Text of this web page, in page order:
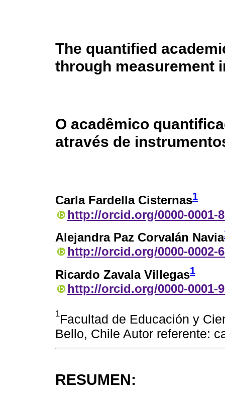
The quantified
through measurement
O acadêmico
através de
Carla Fardella Cisternas1
http://orcid.org/0000-0001-
Alejandra Paz Corvalán Navia
http://orcid.org/0000-0002-
Ricardo Zavala Villegas1
http://orcid.org/0000-0001-
1Facultad de Educación y
Bello, Chile Autor referente:
RESUMEN: